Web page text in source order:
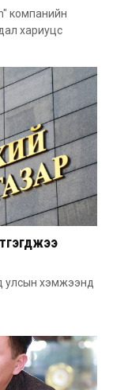
компанийн
хариуцс
улсын хэмжээнд